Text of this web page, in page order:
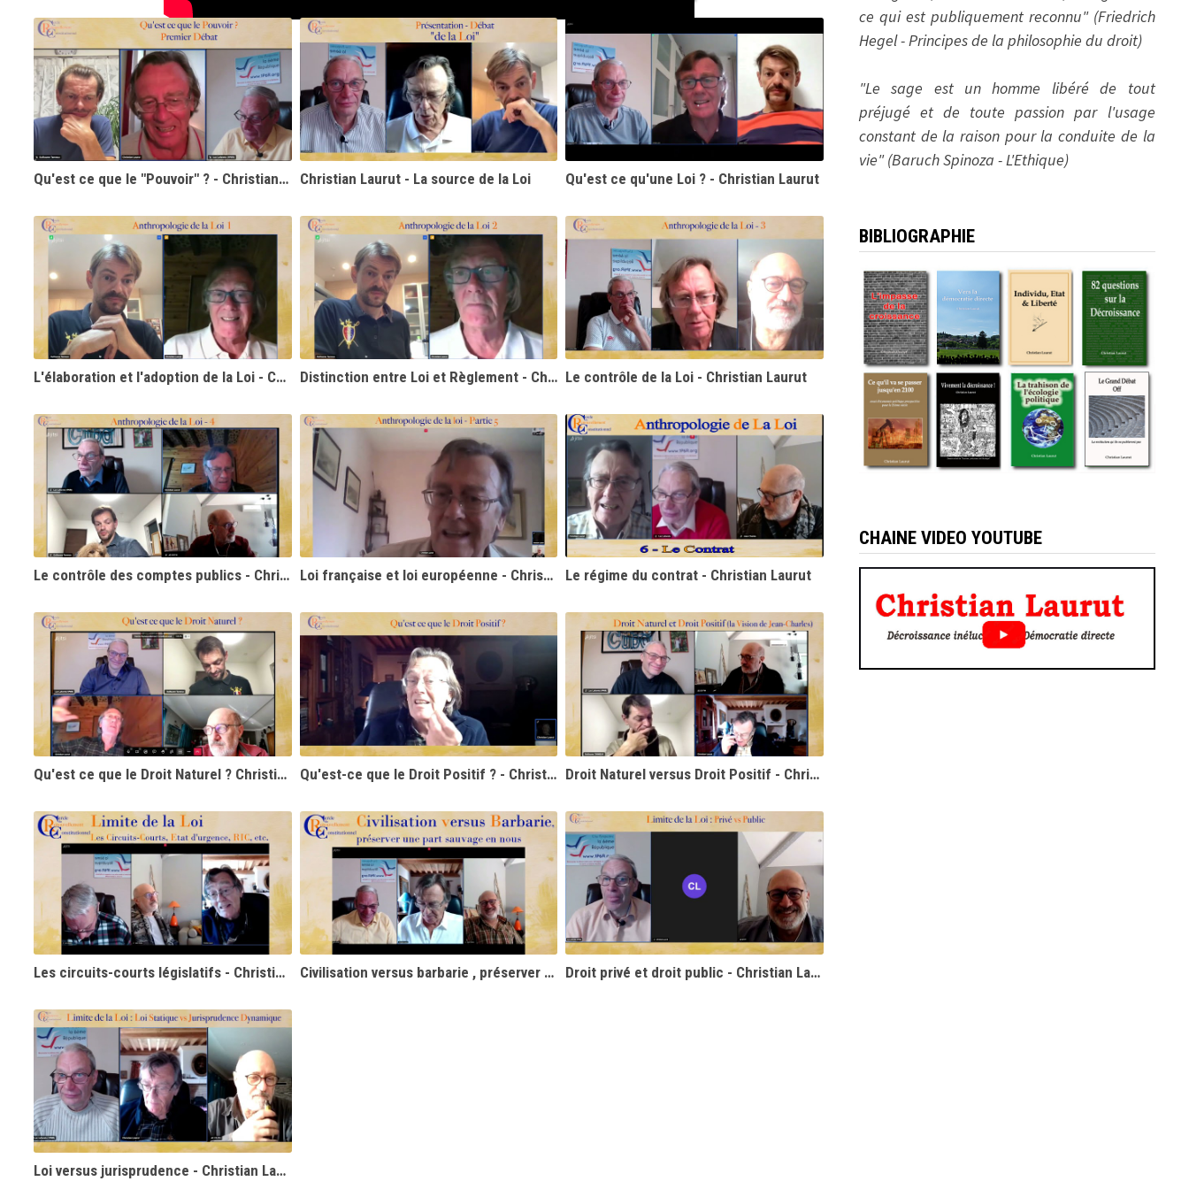
Qu'est ce que le "Pouvoir" ? - Christian Laurut Christian Laurut - La source de la Loi Qu'est ce qu'une Loi ? - Christian Laurut
L'élaboration et l'adoption de la Loi - Christian Laurut Distinction entre Loi et Règlement - Christian Laurut Le contrôle de la Loi - Christian Laurut
Le contrôle des comptes publics - Christian Laurut Loi française et loi européenne - Christian Laurut Le régime du contrat - Christian Laurut
Qu'est ce que le Droit Naturel ? Christian Laurut Qu'est-ce que le Droit Positif ? - Christian Laurut Droit Naturel versus Droit Positif - Christian Laurut
Les circuits-courts législatifs - Christian Laurut Civilisation versus barbarie , préserver une part de sauvage en nous - Christian Laurut Droit privé et droit public - Christian Laurut
Loi versus jurisprudence - Christian Laurut
ce qui est publiquement reconnu" (Friedrich
Hegel - Principes de la philosophie du droit)
"Le sage est un homme libéré de tout
préjugé et de toute passion par l'usage
constant de la raison pour la conduite de la
vie" (Baruch Spinoza - L'Ethique)
BIBLIOGRAPHIE
CHAINE VIDEO YOUTUBE